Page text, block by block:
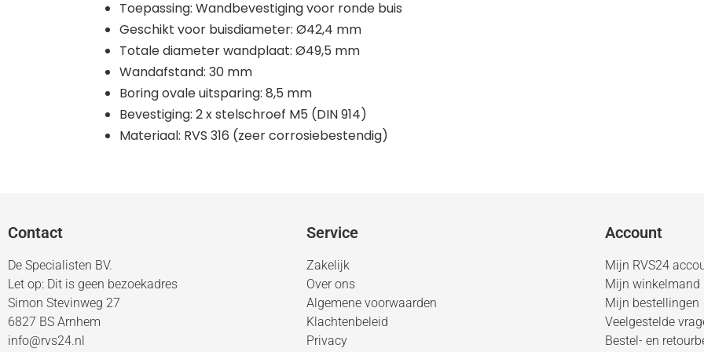
Toepassing: Wandbevestiging voor ronde buis
Geschikt voor buisdiameter: Ø42,4 mm
Totale diameter wandplaat: Ø49,5 mm
Wandafstand: 30 mm
Boring ovale uitsparing: 8,5 mm
Bevestiging: 2 x stelschroef M5 (DIN 914)
Materiaal: RVS 316 (zeer corrosiebestendig)
Contact
De Specialisten BV.
Let op: Dit is geen bezoekadres
Simon Stevinweg 27
6827 BS Arnhem
info@rvs24.nl
Service
Zakelijk
Over ons
Algemene voorwaarden
Klachtenbeleid
Privacy
Account
Mijn RVS24
Mijn winkelmand
Mijn bestellingen
Veelgestelde
Bestel- en